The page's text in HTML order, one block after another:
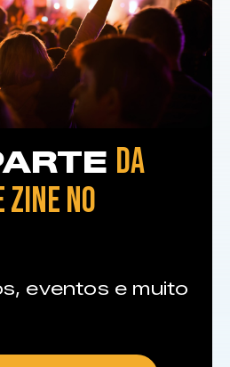
DA
ZINE NO
eventos e muito